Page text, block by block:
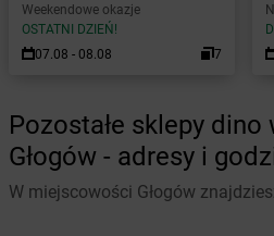
Weekendowe okazje
OSTATNI DZIEŃ!
07.08 - 08.08
7
Pozostałe sklepy
Głogów - adresy i
W miejscowości Głogów